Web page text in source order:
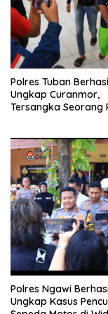
Polres Tuban
Ungkap Curanmor,
Tersangka Seorang
Polres Ngawi
Ungkap Kasus